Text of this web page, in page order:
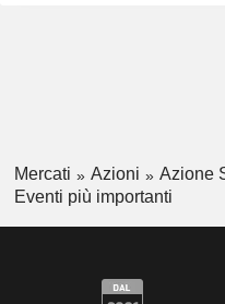
Mercati Azioni Azione
Eventi più importanti